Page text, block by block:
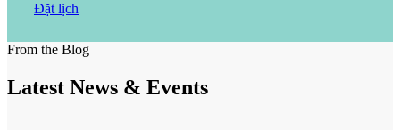
Đặt lịch
From the Blog
Latest News & Events